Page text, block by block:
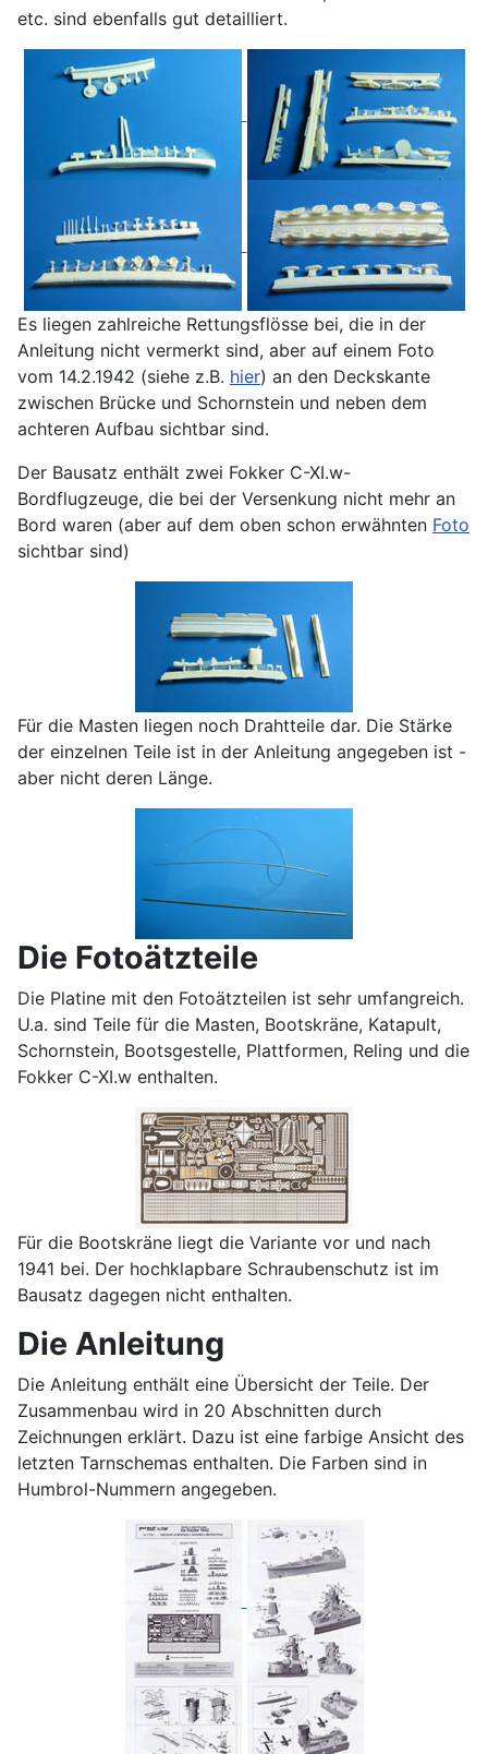
etc. sind ebenfalls gut detailliert.
Es liegen zahlreiche Rettungsflösse bei, die in der
Anleitung nicht vermerkt sind, aber auf einem Foto
vom 14.2.1942 (siehe z.B. hier) an den Deckskante
zwischen Brücke und Schornstein und neben dem
achteren Aufbau sichtbar sind.
Der Bausatz enthält zwei Fokker C-XI.w-
Bordflugzeuge, die bei der Versenkung nicht mehr an
Bord waren (aber auf dem oben schon erwähnten Foto
sichtbar sind)
Für die Masten liegen noch Drahtteile dar. Die Stärke
der einzelnen Teile ist in der Anleitung angegeben ist -
aber nicht deren Länge.
Die Fotoätzteile
Die Platine mit den Fotoätzteilen ist sehr umfangreich.
U.a. sind Teile für die Masten, Bootskräne, Katapult,
Schornstein, Bootsgestelle, Plattformen, Reling und die
Fokker C-XI.w enthalten.
Für die Bootskräne liegt die Variante vor und nach
1941 bei. Der hochklapbare Schraubenschutz ist im
Bausatz dagegen nicht enthalten.
Die Anleitung
Die Anleitung enthält eine Übersicht der Teile. Der
Zusammenbau wird in 20 Abschnitten durch
Zeichnungen erklärt. Dazu ist eine farbige Ansicht des
letzten Tarnschemas enthalten. Die Farben sind in
Humbrol-Nummern angegeben.